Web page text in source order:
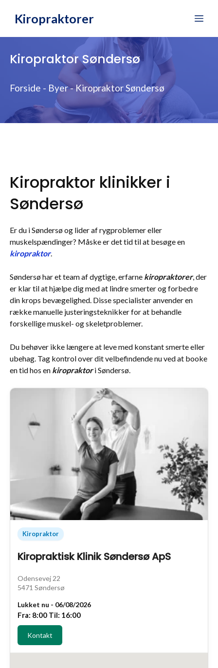
Kiropraktorer
Kiropraktor Søndersø
Forside - Byer-Kiropraktor Søndersø
Kiropraktor klinikker i
Søndersø
Er du i Søndersø og lider af rygproblemer eller
muskelspændinger? Måske er det tid til at besøge en
kiropraktor.
Søndersø har et team af dygtige, erfarne kiropraktorer, der
er klar til at hjælpe dig med at lindre smerter og forbedre
din krops bevægelighed. Disse specialister anvender en
række manuelle justeringsteknikker for at behandle
forskellige muskel- og skeletproblemer.
Du behøver ikke længere at leve med konstant smerte eller
ubehag. Tag kontrol over dit velbefindende nu ved at booke
en tid hos en kiropraktori Søndersø.
Kiropraktor
Kiropraktisk Klinik Søndersø ApS
Odensevej 22
5471 Søndersø
Lukket nu - 06/08/2026
Fra: 8:00 Til: 16:00
Kontakt